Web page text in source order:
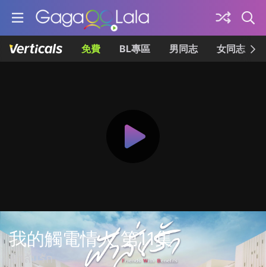
免費 BL專區 男同志 女同志
我的觸電情人 第11集
ฟ้าลั่นรัก